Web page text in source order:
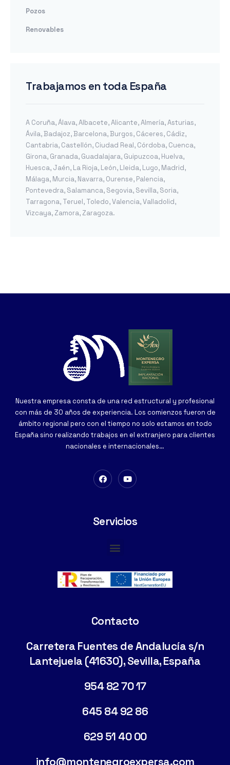
Pozos
Renovables
Trabajamos en toda España
A Coruña,Álava,Albacete,Alicante,Almería,Asturias,
Ávila,Badajoz,Barcelona,Burgos, Cáceres, Cádiz,
Cantabria, Castellón, Ciudad Real, Córdoba, Cuenca,
Girona, Granada, Guadalajara, Guipuzcoa, Huelva,
Huesca, Jaén, La Rioja, León, Lleida, Lugo, Madrid,
Málaga, Murcia, Navarra, Ourense, Palencia,
Pontevedra, Salamanca, Segovia, Sevilla, Soria,
Tarragona, Teruel, Toledo,Valencia,Valladolid,
Vizcaya, Zamora, Zaragoza.
Nuestra empresa consta de una red estructural y profesional
con más de 30 años de experiencia. Los comienzos fueron de
ámbito regional pero con el tiempo no solo estamos en todo
España sino realizando trabajos en el extranjero para clientes
nacionales e internacionales…
Servicios
Contacto
Carretera Fuentes de Andalucía s/n
Lantejuela (41630), Sevilla, España
954 82 70 17
645 84 92 86
629 51 40 00
info@montenegroexpersa.com